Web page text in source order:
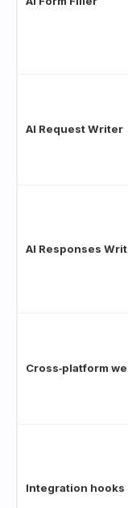
AI Request Writer
AI Responses
Cross‑platform
Integration hooks